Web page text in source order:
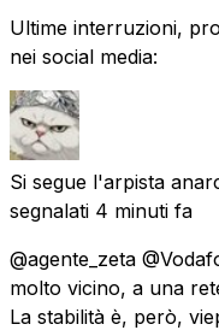
Ultime interruzioni,
nei social media:
Si segue l'arpista
segnalati 4 minuti fa
@agente_zeta
molto vicino, a una
La stabilità è, però,